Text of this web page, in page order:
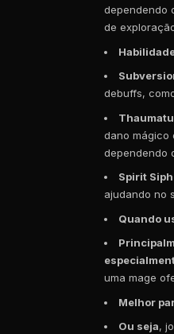
dependendo
de
debuffs,
dano mágico
dependendo
Spirit
ajudando no
Quando
uma mage
Melhor
Ou seja,